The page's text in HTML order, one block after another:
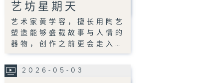
艺坊星期天
艺术家黄学容，擅长用陶艺
塑造能够盛载故事与人情的
器物，创作之前更会走入…
2026-05-03